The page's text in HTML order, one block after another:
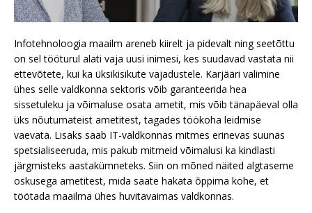
Infotehnoloogia maailm areneb kiirelt ja pidevalt ning seetõttu
on sel tööturul alati vaja uusi inimesi, kes suudavad vastata nii
ettevõtete, kui ka üksikisikute vajadustele. Karjääri valimine
ühes selle valdkonna sektoris võib garanteerida hea
sissetuleku ja võimaluse osata ametit, mis võib tänapäeval olla
üks nõutumateist ametitest, tagades töökoha leidmise
vaevata. Lisaks saab IT-valdkonnas mitmes erinevas suunas
spetsialiseeruda, mis pakub mitmeid võimalusi ka kindlasti
järgmisteks aastakümneteks. Siin on mõned näited algtaseme
oskusega ametitest, mida saate hakata õppima kohe, et
töötada maailma ühes huvitavaimas valdkonnas.